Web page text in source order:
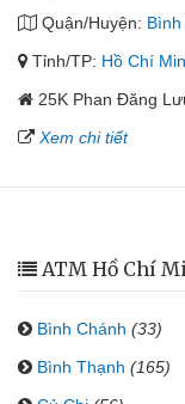
Quận/Huyện:
Tỉnh/TP: Hồ Chí
25K Phan Đăng
Xem chi tiết
ATM Hồ Chí
Bình Chánh (33)
Bình Thạnh (165)